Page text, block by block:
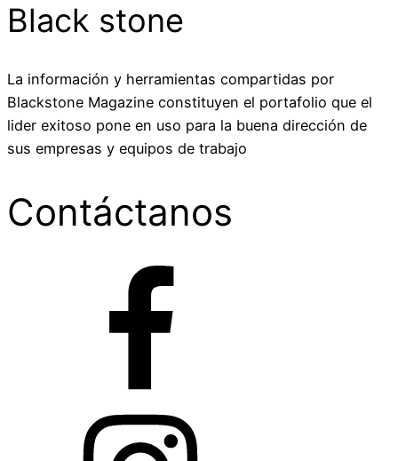
Black stone
La información y herramientas compartidas por
Blackstone Magazine constituyen el portafolio que el
lider exitoso pone en uso para la buena dirección de
sus empresas y equipos de trabajo
Contáctanos